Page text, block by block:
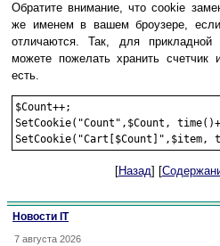
Обратите внимание, что cookie
же именем в вашем броузере,
отличаются. Так, для
можете пожелать хранить
есть.
$Count++;
SetCookie("Count",$Count,
[Назад] [
Новости IT
7 августа 2026